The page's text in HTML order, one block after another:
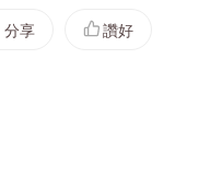
分享 讚好